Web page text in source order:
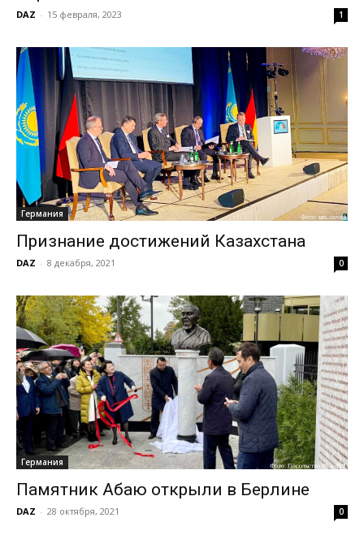
DAZ - 15 февраля, 2023 1
Германия
Признание достижений Казахстана
DAZ - 8 декабря, 2021 0
Германия
Памятник Абаю открыли в Берлине
DAZ - 28 октября, 2021 0